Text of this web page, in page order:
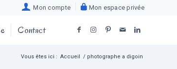
Mon compte Mon espace privée
Contact
Vous êtes ici : Accueil / photographe a digoin